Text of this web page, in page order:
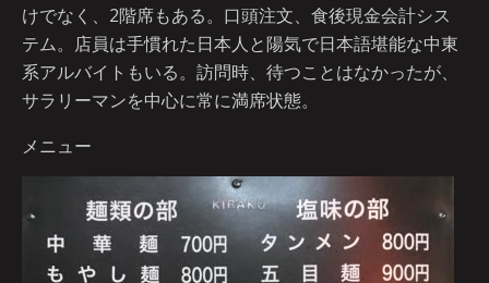
けでなく、2階席もある。口頭注文、食後現金会計シス
テム。店員は手慣れた日本人と陽気で日本語堪能な中東
系アルバイトもいる。訪問時、待つことはなかったが、
サラリーマンを中心に常に満席状態。
メニュー